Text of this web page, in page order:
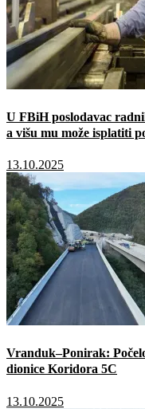
U FBiH poslodavac
a višu mu može isplatiti
13.10.2025
Vranduk–Ponirak:
dionice Koridora 5C
13.10.2025